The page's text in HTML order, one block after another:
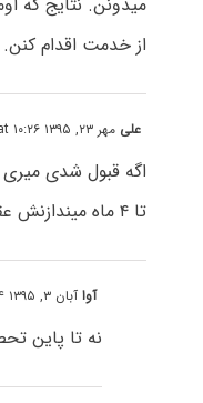
از خدمت اقدام کنن.
علی مهر ۲۳, ۱۳۹۵ at ۱۰:۲۶ ق٫ظ
تا ۴ ماه میندازنش عقب
آواآبان ۳, ۱۳۹۵ at ۱۱:۵۴ ب٫ظ
نه تا پاین